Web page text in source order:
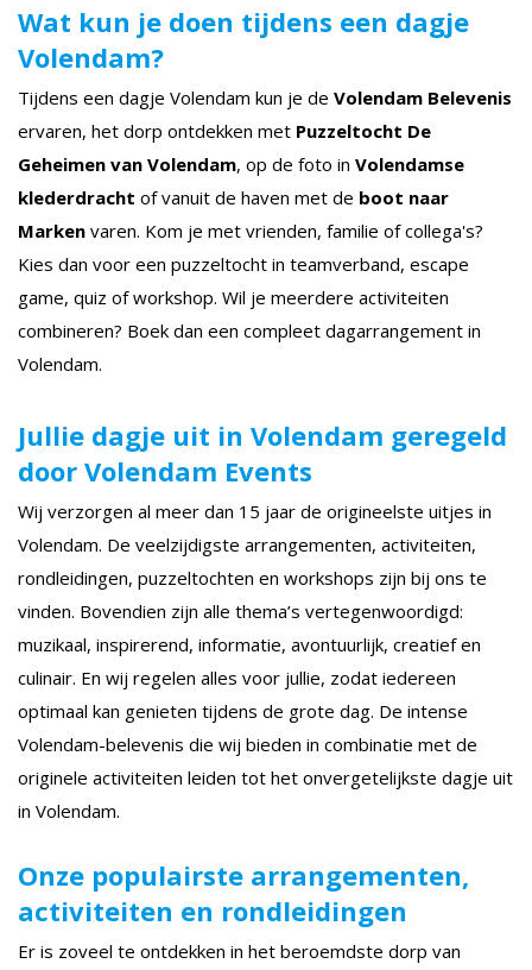
Wat kun je doen tijdens een dagje
Volendam?
Tijdens een dagje Volendam kun je de Volendam Belevenis
ervaren, het dorp ontdekken met Puzzeltocht De
Geheimen van Volendam, op de foto in Volendamse
klederdracht of vanuit de haven met de boot naar
Marken varen. Kom je met vrienden, familie of collega's?
Kies dan voor een puzzeltocht in teamverband, escape
game, quiz of workshop. Wil je meerdere activiteiten
combineren? Boek dan een compleet dagarrangement in
Volendam.
Jullie dagje uit in Volendam geregeld
door Volendam Events
Wij verzorgen al meer dan 15 jaar de origineelste uitjes in
Volendam. De veelzijdigste arrangementen, activiteiten,
rondleidingen, puzzeltochten en workshops zijn bij ons te
vinden. Bovendien zijn alle thema’s vertegenwoordigd:
muzikaal, inspirerend, informatie, avontuurlijk, creatief en
culinair. En wij regelen alles voor jullie, zodat iedereen
optimaal kan genieten tijdens de grote dag. De intense
Volendam-belevenis die wij bieden in combinatie met de
originele activiteiten leiden tot het onvergetelijkste dagje uit
in Volendam.
Onze populairste arrangementen,
activiteiten en rondleidingen
Er is zoveel te ontdekken in het beroemdste dorp van